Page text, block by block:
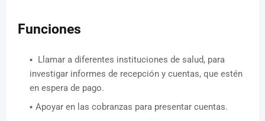
Funciones
Llamar a diferentes instituciones de salud, para
investigar informes de recepción y cuentas, que estén
en espera de pago.
Apoyar en las cobranzas para presentar cuentas.